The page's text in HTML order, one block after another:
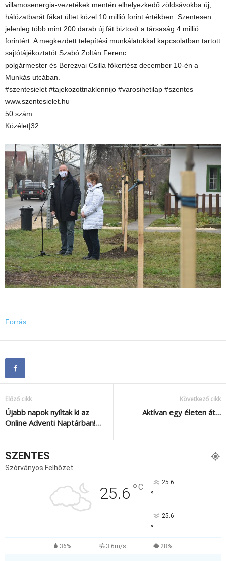
villamosenergia-vezetékek mentén elhelyezkedő zöldsávokba új,
hálózatbarát fákat ültet közel 10 millió forint értékben. Szentesen
jelenleg több mint 200 darab új fát biztosít a társaság 4 millió
forintért. A megkezdett telepítési munkálatokkal kapcsolatban tartott
sajtótájékoztatót Szabó Zoltán Ferenc
polgármester és Berezvai Csilla főkertész december 10-én a
Munkás utcában.
#szentesielet #tajekozottnaklennijo #varosihetilap #szentes
www.szentesielet.hu
50.szám
Közélet|32
Forrás
Előző cikk
Újabb napok nyíltak ki az
Online Adventi Naptárban!…
Következő cikk
Aktívan egy életen át…
SZENTES
Szórványos Felhőzet
25.6 °C 25.6
°
25.6
°
36% 3.6m/s 28%